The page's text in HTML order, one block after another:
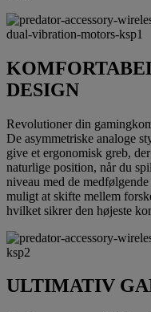
DESIGN
Revolutioner din
De asymmetriske analoge
give et ergonomisk greb,
naturlige position, når du
niveau med de
muligt at skifte mellem
hvilket sikrer den højeste
ULTIMATIV